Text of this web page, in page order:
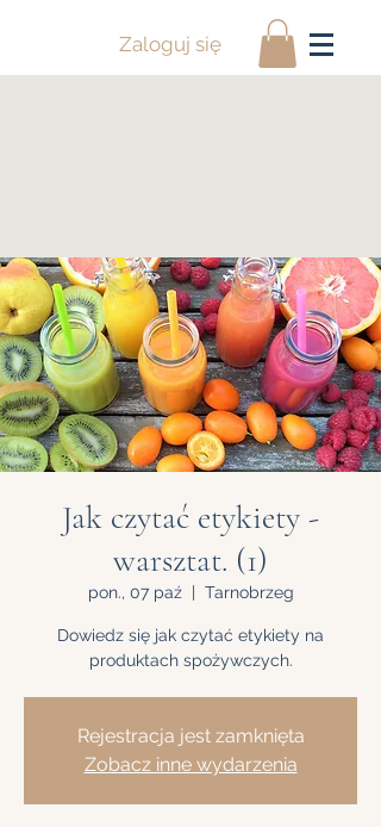
Zaloguj się
Jak czytać etykiety -
warsztat. (1)
pon., 07 paź
  |
Tarnobrzeg
Dowiedz się jak czytać etykiety na
produktach spożywczych.
Rejestracja jest zamknięta
Zobacz inne wydarzenia